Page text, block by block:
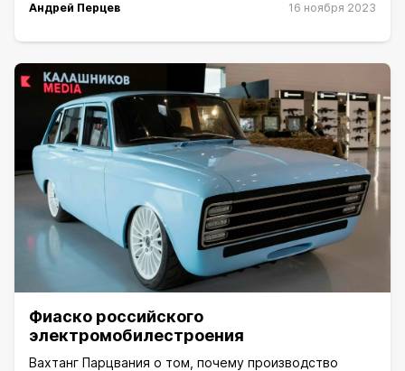
Андрей Перцев 16 ноября 2023
Фиаско российского
электромобилестроения
Вахтанг Парцвания о том, почему производство